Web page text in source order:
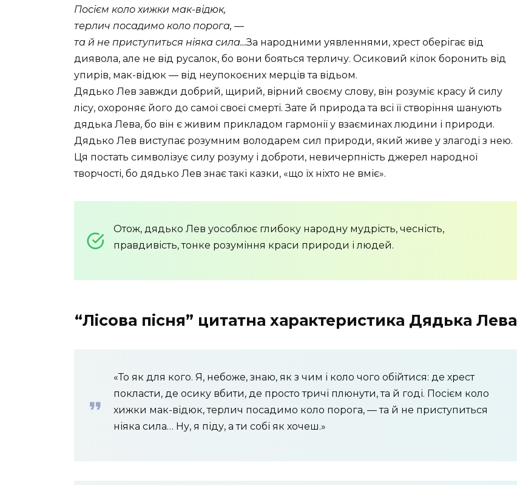
Посієм коло хижки мак-відюк,
терлич посадимо коло порога, —
та й не приступиться ніяка сила…За народними уявленнями, хрест оберігає від
диявола, але не від русалок, бо вони бояться терличу. Осиковий кілок боронить від
упирів, мак-відюк — від неупокоєних мерців та відьом.
Дядько Лев завжди добрий, щирий, вірний своєму слову, він розуміє красу й силу
лісу, охороняє його до самої своєї смерті. Зате й природа та всі її створіння шанують
дядька Лева, бо він є живим прикладом гармонії у взаєминах людини і природи.
Дядько Лев виступає розумним володарем сил природи, який живе у злагоді з нею.
Ця постать символізує силу розуму і доброти, невичерпність джерел народної
творчості, бо дядько Лев знає такі казки, «що їх ніхто не вміє».
Отож, дядько Лев уособлює глибоку народну мудрість, чесність,
правдивість, тонке розуміння краси природи і людей.
“Лісова пісня” цитатна характеристика Дядька Лева
«То як для кого. Я, небоже, знаю, як з чим і коло чого обійтися: де хрест
покласти, де осику вбити, де просто тричі плюнути, та й годі. Посієм коло
хижки мак-відюк, терлич посадимо коло порога, — та й не приступиться
ніяка сила… Ну, я піду, а ти собі як хочеш.»